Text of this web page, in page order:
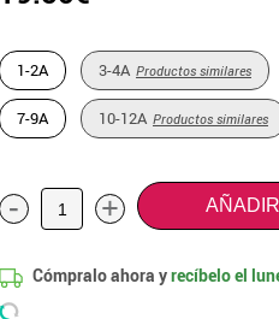
1-2A 3-4A Productos similares
7-9A 10-12A Productos similares
- +
Cómpralo ahora yrecíbelo el